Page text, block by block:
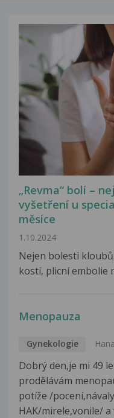
„Revma“ bolí –
vyšetření u
měsíce
1.10.2024
Nejen bolesti
kostí, plicní embolie
Menopauza
Gynekologie Hana
Dobrý den,je mi 49
prodělávám
potíže /
HAK/mirele,vonile/